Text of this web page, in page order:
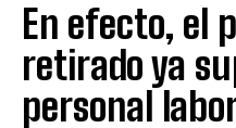
En efecto, el
retirado ya
personal